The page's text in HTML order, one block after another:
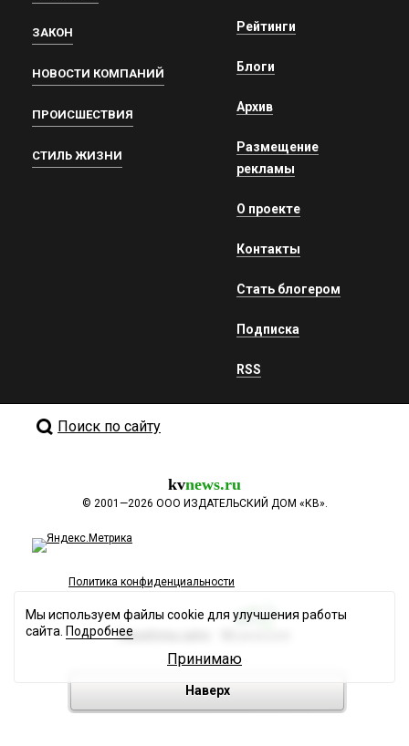
ЗАКОН
НОВОСТИ КОМПАНИЙ
ПРОИСШЕСТВИЯ
СТИЛЬ ЖИЗНИ
Рейтинги
Блоги
Архив
Размещение
рекламы
О проекте
Контакты
Стать блогером
Подписка
RSS
Поиск по сайту
kvnews.ru
© 2001—2026 ООО ИЗДАТЕЛЬСКИЙ ДОМ «КВ».
Политика конфиденциальности
Разработка сайта
Наверх
Мы используем файлы cookie для улучшения работы
сайта. Подробнее
Принимаю